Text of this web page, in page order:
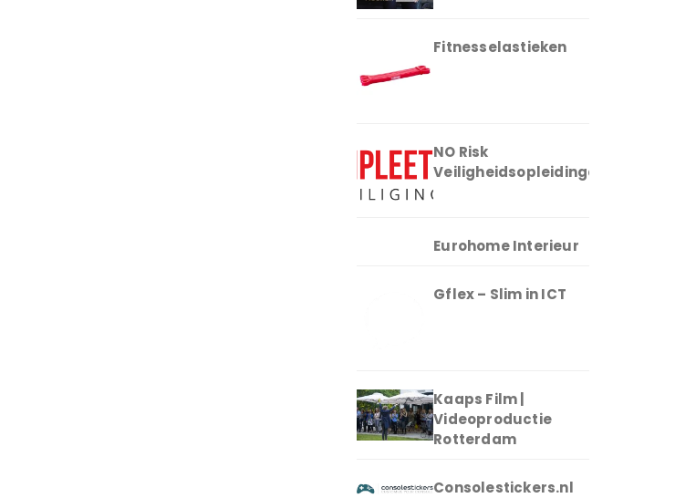
Fitnesselastieken
NO Risk
Veiligheidsopleidingen
Eurohome Interieur
Gflex – Slim in ICT
Kaaps Film |
Videoproductie
Rotterdam
Consolestickers.nl